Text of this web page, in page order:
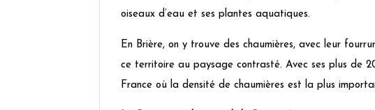
oiseaux d’eau et ses plantes aquatiques.
En Brière, on y trouve des chaumières, avec leur
ce territoire au paysage contrasté. Avec ses plus de
France où la densité de chaumières est la plus